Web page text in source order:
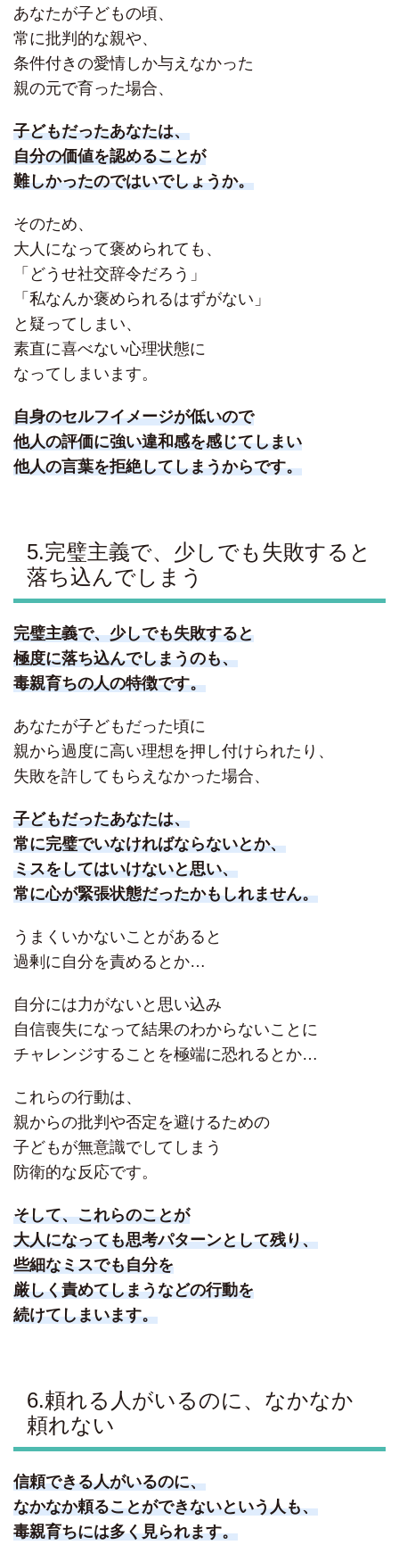
あなたが子どもの頃、
常に批判的な親や、
条件付きの愛情しか与えなかった
親の元で育った場合、
子どもだったあなたは、
自分の価値を認めることが
難しかったのではいでしょうか。
そのため、
大人になって褒められても、
「どうせ社交辞令だろう」
「私なんか褒められるはずがない」
と疑ってしまい、
素直に喜べない心理状態に
なってしまいます。
自身のセルフイメージが低いので
他人の評価に強い違和感を感じてしまい
他人の言葉を拒絶してしまうからです。
5.完璧主義で、少しでも失敗すると
落ち込んでしまう
完璧主義で、少しでも失敗すると
極度に落ち込んでしまうのも、
毒親育ちの人の特徴です。
あなたが子どもだった頃に
親から過度に高い理想を押し付けられたり、
失敗を許してもらえなかった場合、
子どもだったあなたは、
常に完璧でいなければならないとか、
ミスをしてはいけないと思い、
常に心が緊張状態だったかもしれません。
うまくいかないことがあると
過剰に自分を責めるとか…
自分には力がないと思い込み
自信喪失になって結果のわからないことに
チャレンジすることを極端に恐れるとか…
これらの行動は、
親からの批判や否定を避けるための
子どもが無意識でしてしまう
防衛的な反応です。
そして、これらのことが
大人になっても思考パターンとして残り、
些細なミスでも自分を
厳しく責めてしまうなどの行動を
続けてしまいます。
6.頼れる人がいるのに、なかなか
頼れない
信頼できる人がいるのに、
なかなか頼ることができないという人も、
毒親育ちには多く見られます。